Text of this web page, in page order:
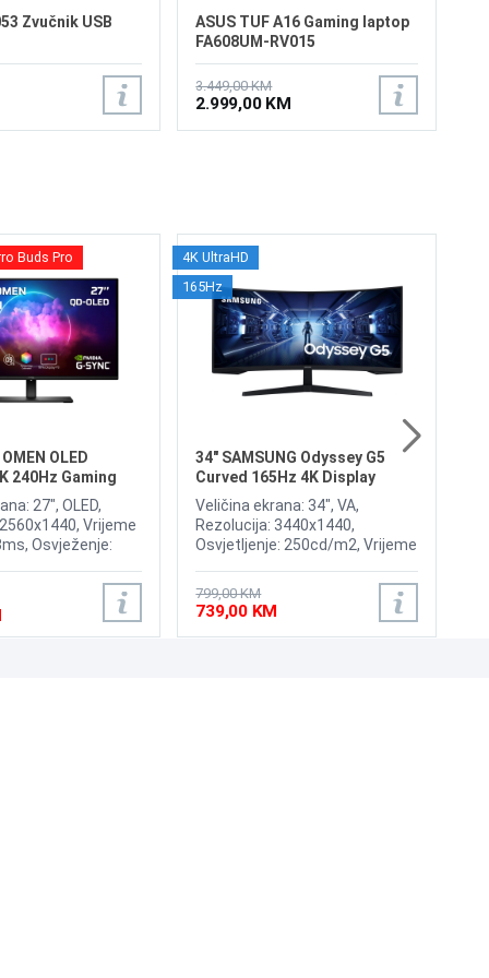
Zvučnik USB
ASUS TUF A16 Gaming laptop
FA608UM-RV015
3.449,00 KM
2.999,00 KM
Buds Pro
OLED
240Hz Gaming
27", OLED,
Vrijeme
Osvježenje:
200nits, Adaptive
G-Sync, HyperX
Priključci:
DisplayPort 1.4
4K UltraHD
165Hz
34" SAMSUNG Odyssey G5
Curved 165Hz 4K Display
LC34G55TWWPXEN
Veličina ekrana: 34", VA,
Rezolucija: 3440x1440,
Osvjetljenje: 250cd/m2, Vrijeme
Premium, Priključci: HDMI,
DisplayPort
799,00 KM
739,00 KM